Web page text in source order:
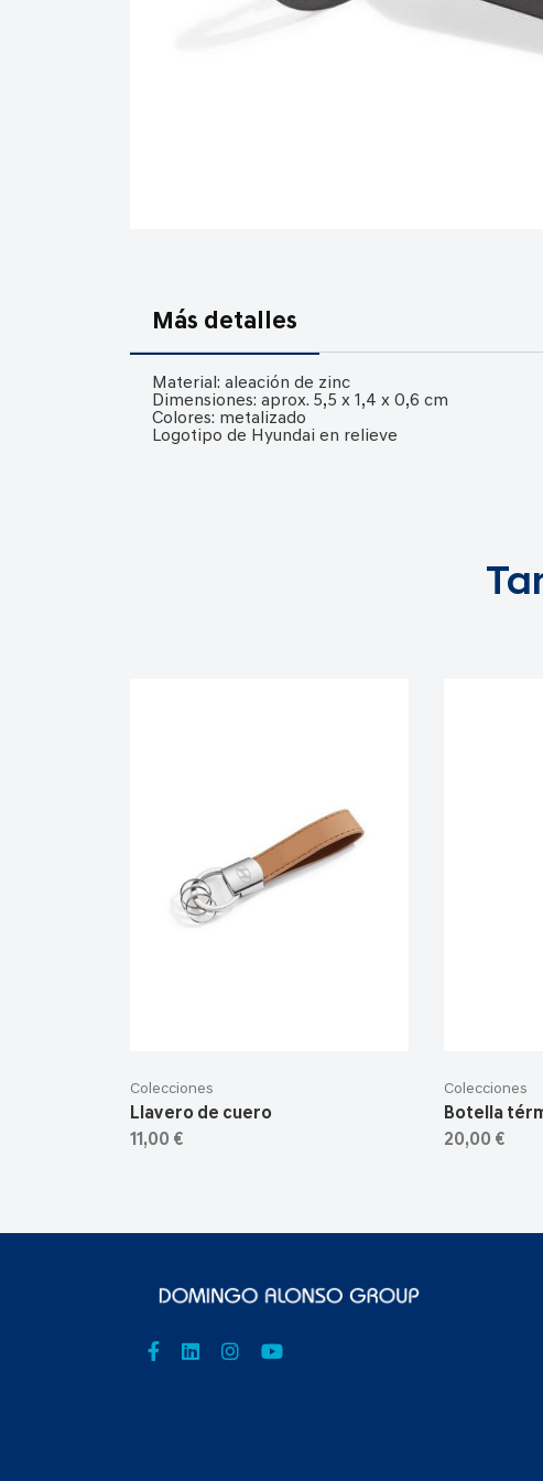
comienzo
galería
imágenes
Más detalles
Material: aleación de zinc
Dimensiones: aprox. 5,5 x 1,4 x 0,6 cm
Colores: metalizado
Logotipo de Hyundai en relieve
Colecciones
Llavero de cuero
11,00 €
Colecciones
Botella
20,00 €